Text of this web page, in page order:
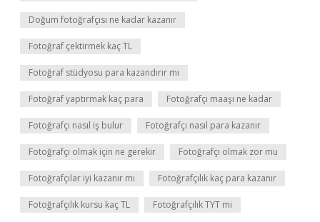
Doğum fotoğrafçısı ne kadar kazanır
Fotoğraf çektirmek kaç TL
Fotoğraf stüdyosu para kazandırır mı
Fotoğraf yaptırmak kaç para Fotoğrafçı maaşı ne kadar
Fotoğrafçı nasıl iş bulur Fotoğrafçı nasıl para kazanır
Fotoğrafçı olmak için ne gerekir Fotoğrafçı olmak zor mu
Fotoğrafçılar iyi kazanır mı Fotoğrafçılık kaç para kazanır
Fotoğrafçılık kursu kaç TL Fotoğrafçılık TYT mi